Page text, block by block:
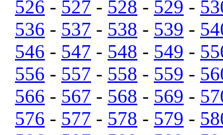
526 - 527 - 528 - 529 -
536 - 537 - 538 - 539 -
546 - 547 - 548 - 549 -
556 - 557 - 558 - 559 -
566 - 567 - 568 - 569 -
576 - 577 - 578 - 579 -